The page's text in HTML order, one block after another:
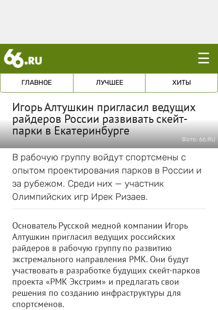
☰
ГЛАВНОЕ ЛУЧШЕЕ ХИТЫ
Игорь Алтушкин пригласил ведущих
райдеров России развивать скейт-
парки в Екатеринбурге
Фото: 66.RU
В рабочую группу войдут спортсмены с
опытом проектирования парков в России и
за рубежом. Среди них — участник
Олимпийских игр Ирек Ризаев.
Основатель Русской медной компании Игорь
Алтушкин пригласил ведущих российских
райдеров в рабочую группу по развитию
экстремального направления РМК. Они будут
участвовать в разработке будущих скейт-парков
проекта «РМК Экстрим» и предлагать свои
решения по созданию инфраструктуры для
спортсменов.